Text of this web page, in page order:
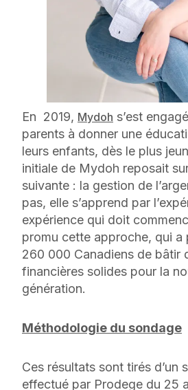
En 2019, Mydoh s’est
parents à donner une
leurs enfants, dès le plus
initiale de Mydoh reposait
suivante : la gestion de
pas, elle s’apprend par
expérience qui doit
promu cette approche, qui a
260 000 Canadiens de bâtir
financières solides pour la
génération.
Méthodologie du sondage
Ces résultats sont tirés d’un
effectué par Prodege du 25